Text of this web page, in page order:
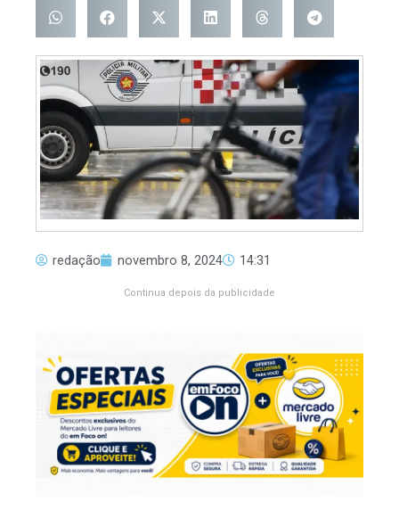
redação novembro 8, 2024 14:31
Continua depois da publicidade